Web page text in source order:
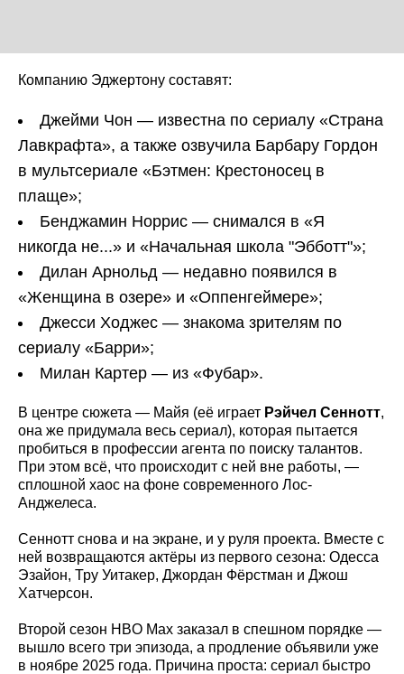
Компанию Эджертону составят:
Джейми Чон — известна по сериалу «Страна
Лавкрафта», а также озвучила Барбару Гордон
в мультсериале «Бэтмен: Крестоносец в
плаще»;
Бенджамин Норрис — снимался в «Я
никогда не...» и «Начальная школа "Эбботт"»;
Дилан Арнольд — недавно появился в
«Женщина в озере» и «Оппенгеймере»;
Джесси Ходжес — знакома зрителям по
сериалу «Барри»;
Милан Картер — из «Фубар».
В центре сюжета — Майя (её играет Рэйчел Сеннотт,
она же придумала весь сериал), которая пытается
пробиться в профессии агента по поиску талантов.
При этом всё, что происходит с ней вне работы, —
сплошной хаос на фоне современного Лос-
Анджелеса.
Сеннотт снова и на экране, и у руля проекта. Вместе с
ней возвращаются актёры из первого сезона: Одесса
Эзайон, Тру Уитакер, Джордан Фёрстман и Джош
Хатчерсон.
Второй сезон HBO Max заказал в спешном порядке —
вышло всего три эпизода, а продление объявили уже
в ноябре 2025 года. Причина проста: сериал быстро